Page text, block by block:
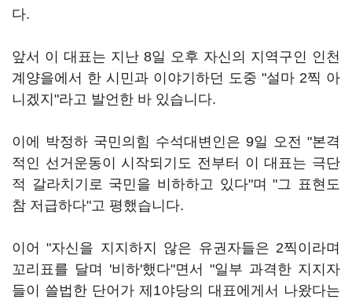
다.
앞서 이 대표는 지난 8일 오후 자신의 지역구인 인천
계양을에서 한 시민과 이야기하던 도중 "설마 2찍 아
니겠지"라고 발언한 바 있습니다.
이에 박정하 국민의힘 수석대변인은 9일 오전 "본격
적인 선거운동이 시작되기도 전부터 이 대표는 극단
적 갈라치기로 국민을 비하하고 있다"며 "그 표현도
참 저급하다"고 평했습니다.
이어 "자신을 지지하지 않은 유권자들은 2찍이라며
꼬리표를 달며 '비하'했다"면서 "일부 과격한 지지자
들이 쓸법한 단어가 제1야당의 대표에게서 나왔다는